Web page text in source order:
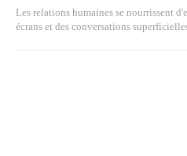
Les relations humaines se nourrissent
écrans et des conversations